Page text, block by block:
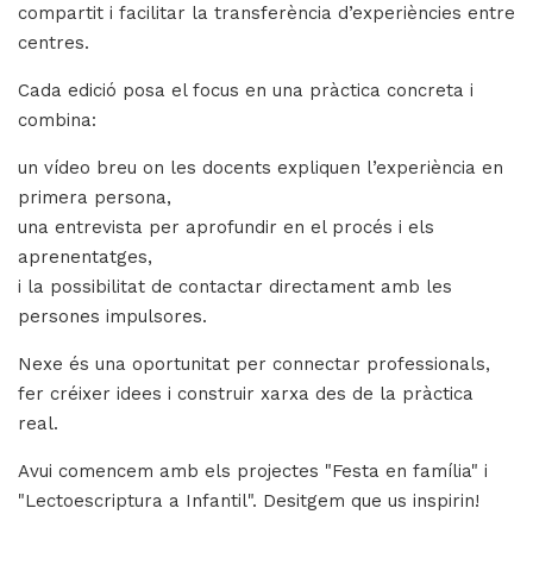
compartit i facilitar la transferència d’experiències entre
centres.
Cada edició posa el focus en una pràctica concreta i
combina:
un vídeo breu on les docents expliquen l’experiència en
primera persona,
una entrevista per aprofundir en el procés i els
aprenentatges,
i la possibilitat de contactar directament amb les
persones impulsores.
Nexe és una oportunitat per connectar professionals,
fer créixer idees i construir xarxa des de la pràctica
real.
Avui comencem amb els projectes "Festa en família" i
"Lectoescriptura a Infantil". Desitgem que us inspirin!